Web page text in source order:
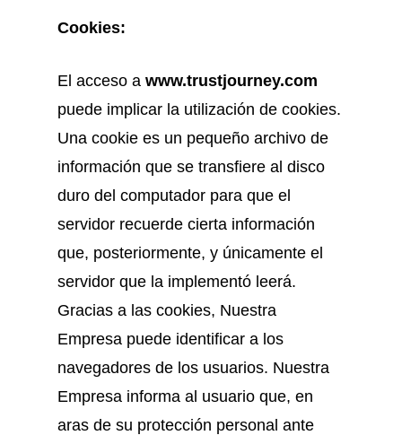
Cookies:
El acceso a www.trustjourney.com
puede implicar la utilización de cookies.
Una cookie es un pequeño archivo de
información que se transfiere al disco
duro del computador para que el
servidor recuerde cierta información
que, posteriormente, y únicamente el
servidor que la implementó leerá.
Gracias a las cookies, Nuestra
Empresa puede identificar a los
navegadores de los usuarios. Nuestra
Empresa informa al usuario que, en
aras de su protección personal ante